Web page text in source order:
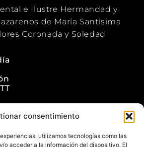
consentimiento
utilizamos tecnologías como las
o acceder a la información del dispositivo. El
e Ilustre Hermandad y
de María Santísima
Coronada y Soledad